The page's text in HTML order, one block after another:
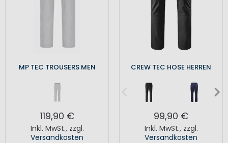
MP TEC TROUSERS MEN
119,90 €
Inkl. MwSt., zzgl.
Versandkosten
CREW TEC HOSE HERREN
99,90 €
Inkl. MwSt., zzgl.
Versandkosten